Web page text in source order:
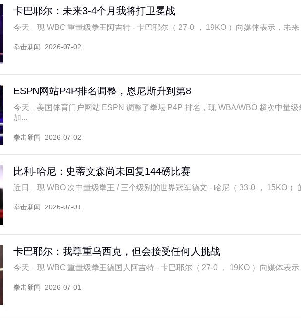
卡巴耶尔：未来3-4个月我将打卫冕战
今天，现 WBC 重量级拳王阿吉特 - 卡巴耶尔（ 27-0 ， 19KO ）向媒体表示，未来
拳击新闻 2026-07-02
ESPN网站P4P排名调整，恩尼斯升到第8
今天，美国体育门户网站 ESPN 调整了拳坛 P4P 排名，现 WBA/WBO 超次中量级
加...
拳击新闻 2026-07-02
比利-哈尼：史蒂文森尚未回复144磅比赛
近日，现 WBO 次中量级拳王 / 三个级别的世界冠军德文 - 哈尼（ 33-0 ， 15KO ）
拳击新闻 2026-07-01
卡巴耶尔：我尊重乌西克，但会接受任何人挑战
今天，现 WBC 重量级拳王德国人阿吉特 - 卡巴耶尔（ 27-0 ， 19KO ）向媒体表示
拳击新闻 2026-07-01